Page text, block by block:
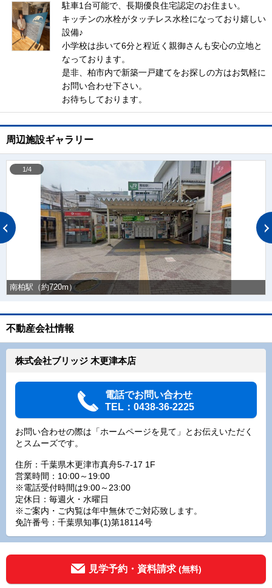
駐車1台可能で、長期優良住宅認定のお住まい。
キッチンの水栓がタッチレス水栓になっており嬉しい
設備♪
小学校は歩いて6分と程近く親御さんも安心の立地と
なっております。
是非、柏市内で新築一戸建てをお探しの方はお気軽に
お問い合わせ下さい。
お待ちしております。
周辺施設ギャラリー
南柏駅（約720m）
1/4
不動産会社情報
株式会社ブリッジ 木更津本店
電話でお問い合わせ
TEL：0438-36-2225
お問い合わせの際は「ホームページを見て」とお伝えいただく
とスムーズです。
住所：千葉県木更津市真舟5-7-17 1F
営業時間：10:00～19:00
※電話受付時間は9:00～23:00
定休日：毎週火・水曜日
※ご案内・ご内覧は年中無休でご対応致します。
免許番号：千葉県知事(1)第18114号
見学予約・資料請求 (無料)